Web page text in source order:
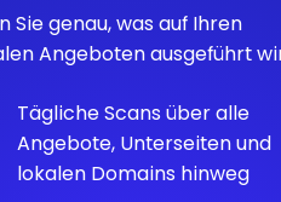
Sie genau, was auf Ihren
Angeboten ausgeführt
Tägliche Scans über alle
Angebote, Unterseiten und
lokalen Domains hinweg